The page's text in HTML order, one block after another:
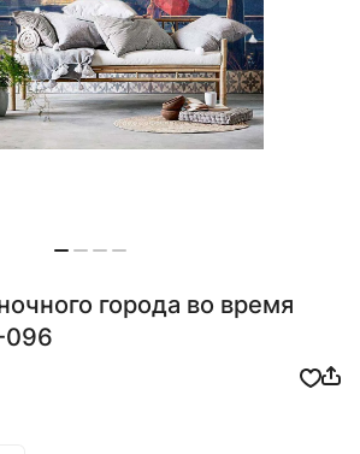
города во время
096